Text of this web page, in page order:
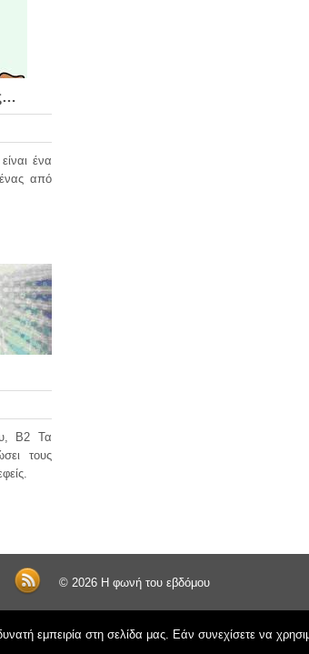
ένα
από
Β2 Τα
τους
© 2026 Η φωνή του εβδόμου
εμπειρία στη σελίδα μας. Εάν συνεχίσετε να